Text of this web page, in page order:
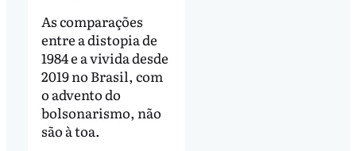
As comparações
entre a distopia de
1984 e a vivida desde
2019 no Brasil, com
o advento do
bolsonarismo, não
são à toa.